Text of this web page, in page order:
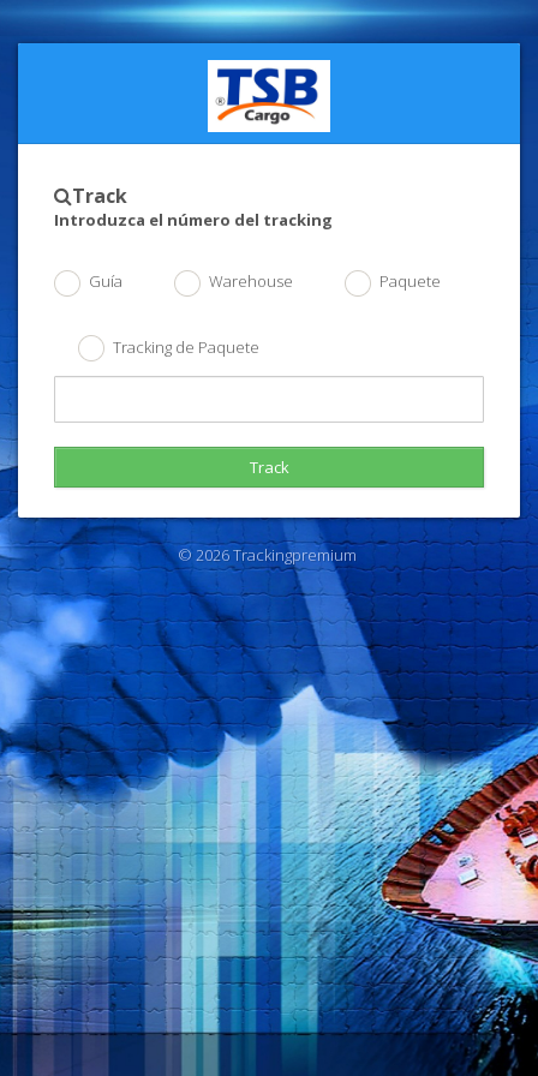
Track
Introduzca el número del tracking
Guía Warehouse Paquete
Tracking de Paquete
Track
© 2026 Trackingpremium